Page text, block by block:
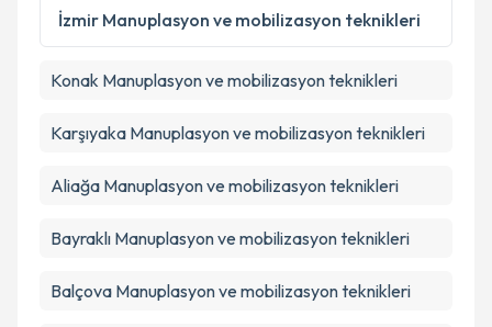
Metni
'ni okudum ve kişisel verilerimin belirtilen
kapsamda işlenmesini kabul ediyorum.
İzmir Manuplasyon ve mobilizasyon teknikleri
Konak Manuplasyon ve mobilizasyon teknikleri
Karşıyaka Manuplasyon ve mobilizasyon teknikleri
Aliağa Manuplasyon ve mobilizasyon teknikleri
Bayraklı Manuplasyon ve mobilizasyon teknikleri
Balçova Manuplasyon ve mobilizasyon teknikleri